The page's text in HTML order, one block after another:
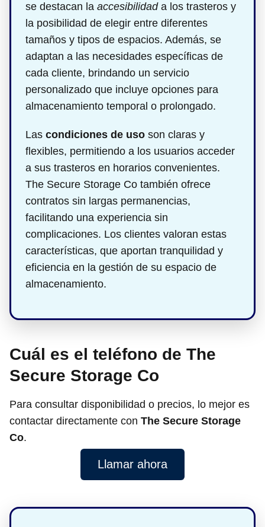
se destacan la accesibilidada los trasteros y
la posibilidad de elegir entre diferentes
tamaños y tipos de espacios. Además, se
adaptan a las necesidades específicas de
cada cliente, brindando un servicio
personalizado que incluye opciones para
almacenamiento temporal o prolongado.
Las condiciones de uso son claras y
flexibles, permitiendo a los usuarios acceder
a sus trasteros en horarios convenientes.
The Secure Storage Co también ofrece
contratos sin largas permanencias,
facilitando una experiencia sin
complicaciones. Los clientes valoran estas
características, que aportan tranquilidad y
eficiencia en la gestión de su espacio de
almacenamiento.
Cuál es el teléfono de The
Secure Storage Co
Para consultar disponibilidad o precios, lo mejor es
contactar directamente con The Secure Storage
Co.
Llamar ahora